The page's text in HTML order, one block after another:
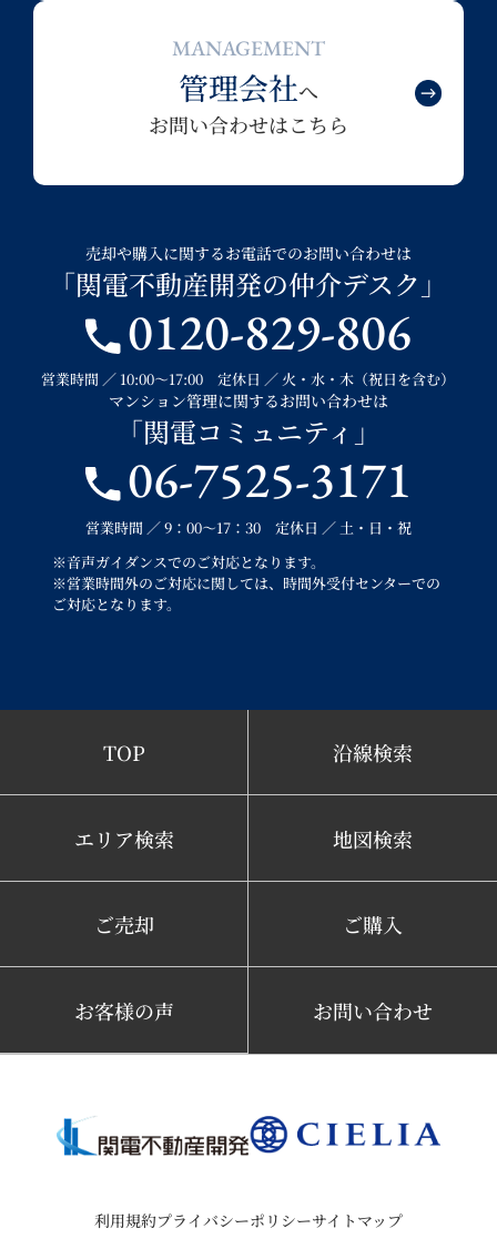
MANAGEMENT
管理会社へ
お問い合わせはこちら
売却や購入に関するお電話でのお問い合わせは
「関電不動産開発の仲介デスク」
0120-829-806
営業時間 ／ 10:00～17:00 定休日 ／ 火・水・木（祝日を含む）
マンション管理に関するお問い合わせは
「関電コミュニティ」
06-7525-3171
営業時間 ／ 9：00～17：30 定休日 ／ 土・日・祝
※音声ガイダンスでのご対応となります。
※営業時間外のご対応に関しては、時間外受付センターでの
ご対応となります。
TOP 沿線検索
エリア検索 地図検索
ご売却 ご購入
お客様の声 お問い合わせ
利用規約プライバシーポリシーサイトマップ